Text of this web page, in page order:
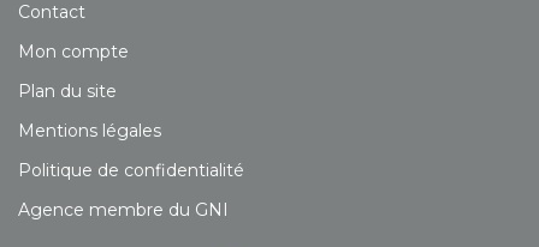
Contact
Mon compte
Plan du site
Mentions légales
Politique de confidentialité
Agence membre du GNI